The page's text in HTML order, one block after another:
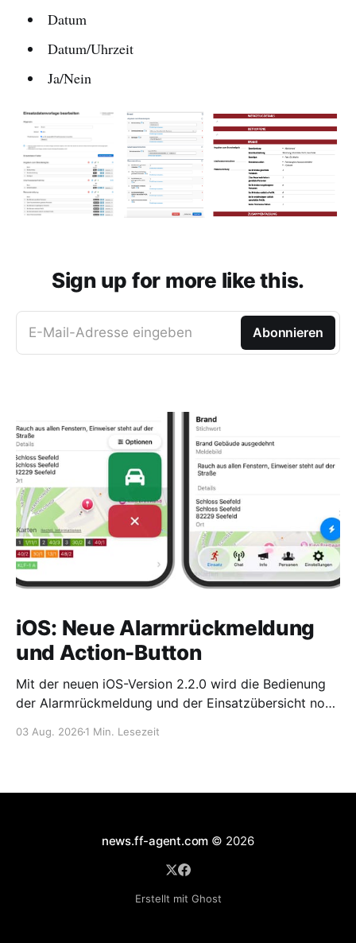
Datum
Datum/Uhrzeit
Ja/Nein
Sign up for more like this.
E-Mail-Adresse eingeben Abonnieren
iOS: Neue Alarmrückmeldung
und Action-Button
Mit der neuen iOS-Version 2.2.0 wird die Bedienung
der Alarmrückmeldung und der Einsatzübersicht noch
Alarmrückmeldung Die Alarmrückmeldung wurde
03 Aug. 2026 1 Min. Lesezeit
news.ff-agent.com © 2026
Erstellt mit Ghost